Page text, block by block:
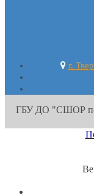
г.
ГБУ ДО "СШОР по